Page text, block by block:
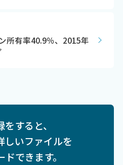
所有率40.9％、2015年
すると、
しいファイルを
できます。